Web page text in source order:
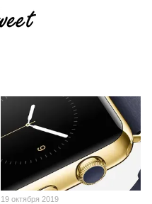
19 октября 2019